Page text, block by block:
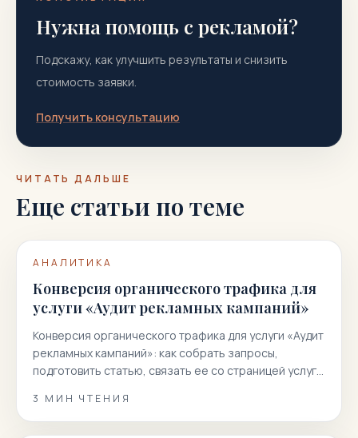
Нужна помощь с рекламой?
Подскажу, как улучшить результаты и снизить
стоимость заявки.
Получить консультацию
ЧИТАТЬ ДАЛЬШЕ
Еще статьи по теме
АНАЛИТИКА
Конверсия органического трафика для
услуги «Аудит рекламных кампаний»
Конверсия органического трафика для услуги «Аудит
рекламных кампаний»: как собрать запросы,
подготовить статью, связать ее со страницей услуги
3 МИН ЧТЕНИЯ